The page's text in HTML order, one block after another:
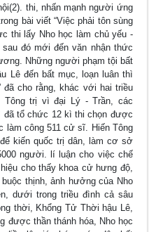
thi, nhấn mạnh người ứng
bài viết “Việc phải tôn sùng
thi lấy Nho học làm chủ yếu -
đó mới đến văn nhận thức
Những người phạm tội bất
Lê đến bất mục, loạn luân thì
đã cho rằng, khác với hai triều
Tông trị vì đại Lý - Trần, các
đã tổ chức 12 kì thi chọn được
làm công 511 cử sĩ. Hiến Tông
kiến quốc trị dân, làm cơ sở
người. lí luận cho việc chế
cho thấy khoa cử hưng độ,
thịnh, ảnh hưởng của Nho
dưới trong triều đình cả sâu
thời, Khổng Tử Thời hậu Lê,
được thần thánh hóa, Nho học